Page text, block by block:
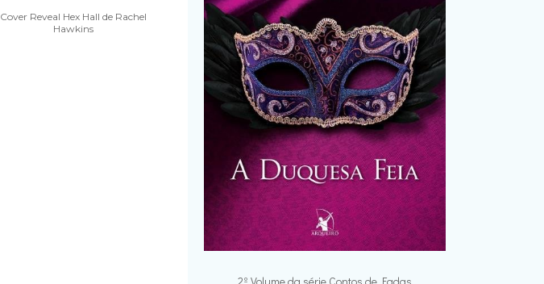
Cover Reveal Hex Hall de Rachel
Hawkins